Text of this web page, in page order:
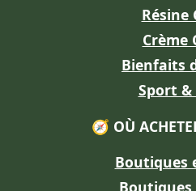
Résine
Crème
Bienfaits
Sport &
🧭 OÙ
Boutiques